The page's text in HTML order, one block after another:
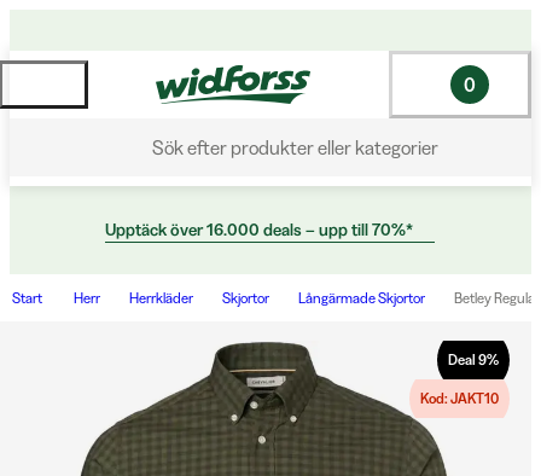
Sök efter produkter eller kategorier
0
Upptäck över 16.000 deals – upp till 70%*
Start Herr Herrkläder Skjortor Långärmade Skjortor Betley
Deal 9%
Kod: JAKT10